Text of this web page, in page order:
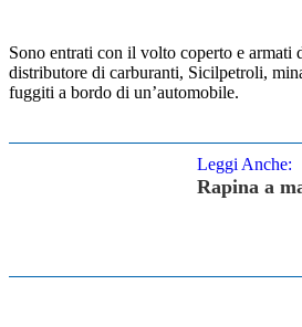
Sono entrati con il volto coperto e armati
distributore di carburanti, Sicilpetroli,
fuggiti a bordo di un’automobile.
Leggi Anche:
Rapina a